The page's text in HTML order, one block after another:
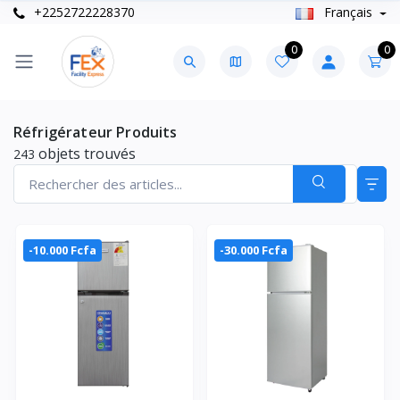
+2252722228370 Français
0 0
Réfrigérateur Produits
243 objets trouvés
-10.000 Fcfa -30.000 Fcfa